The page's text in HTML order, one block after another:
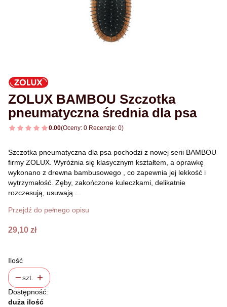
ZOLUX BAMBOU Szczotka
pneumatyczna średnia dla psa
0.00(Oceny: 0 Recenzje: 0)
Szczotka pneumatyczna dla psa pochodzi z nowej serii BAMBOU
firmy ZOLUX. Wyróżnia się klasycznym kształtem, a oprawkę
wykonano z drewna bambusowego , co zapewnia jej lekkość i
wytrzymałość. Zęby, zakończone kuleczkami, delikatnie
rozczesują, usuwają ...
Przejdź do pełnego opisu
Cena
29,10 zł
Ilość
szt.
Dostępność:
duża ilość